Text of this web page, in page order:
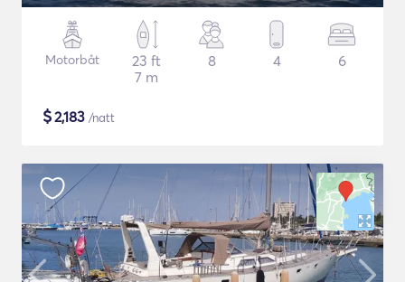
Motorbåt
23 ft
7 m
8 4 6
$2,183 /natt